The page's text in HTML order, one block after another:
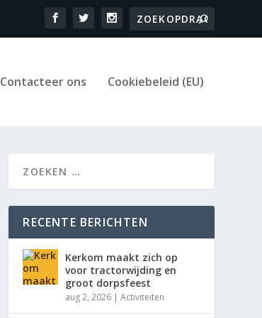
Contacteer ons Cookiebeleid (EU)
RECENTE BERICHTEN
Kerkom maakt zich op
voor tractorwijding en
groot dorpsfeest
aug 2, 2026 |Activiteiten